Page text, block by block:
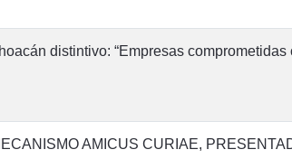
distintivo: “Empresas comprometidas
AMICUS CURIAE,